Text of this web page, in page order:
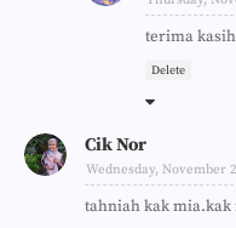
terima
Delete
Cik Nor
Wednesday, November
tahniah kak mia.kak